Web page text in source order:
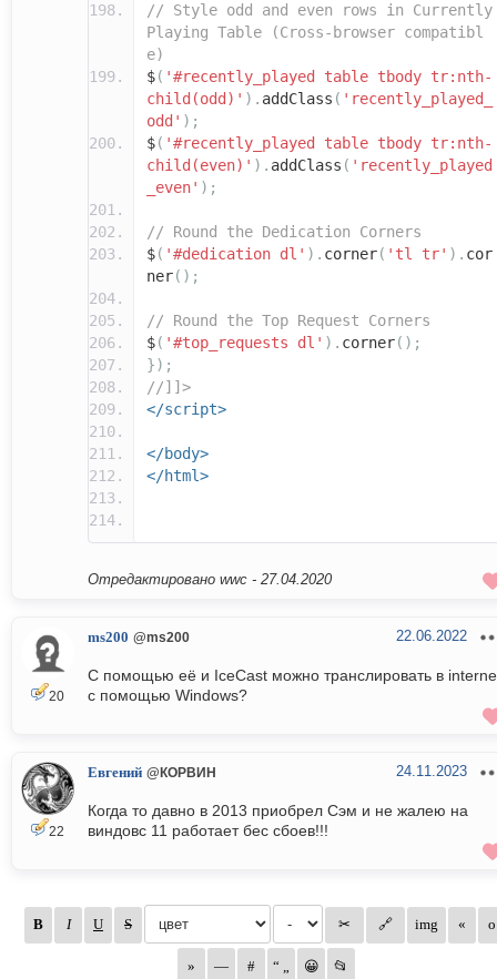
// Style odd and even rows in Currently
Playing Table (Cross-browser compatibl
e)
$( '#recently_played table tbody tr:nth-
child(odd)' ). addClass ( 'recently_played_
odd' );
$( '#recently_played table tbody tr:nth-
child(even)' ). addClass ( 'recently_played
_even' );
// Round the Dedication Corners
$( '#dedication dl' ). corner( 'tl tr' ). cor
ner();
// Round the Top Request Corners
$( '#top_requests dl' ). corner();
});
//]]>
</script>
</body>
</html>
Отредактировано wwc - 27.04.2020
20
ms200 @ms200 22.06.2022
С помощью её и IceCast можно транслировать в
с помощью Windows?
22
Евгений @КОРВИН 24.11.2023
Когда то давно в 2013 приобрел Сэм и не жалею на
виндовс 11 работает бес сбоев!!!